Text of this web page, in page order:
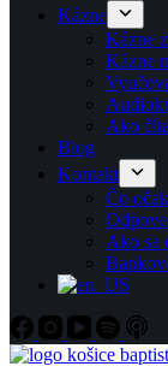
Kázne
Kázne
Kázne
Ako
Blog
Kontakt
Čo
Ako sa